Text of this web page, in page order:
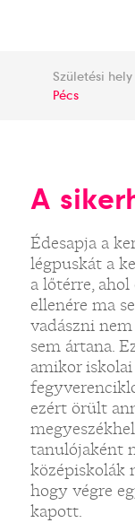
Születési hely
Pécs
A
Édesapja a
légpuskát a
a lőtérre,
ellenére ma
vadászni
sem ártana.
amikor
ezért örült
tanulójaként
középiskolák
hogy végre
kapott.